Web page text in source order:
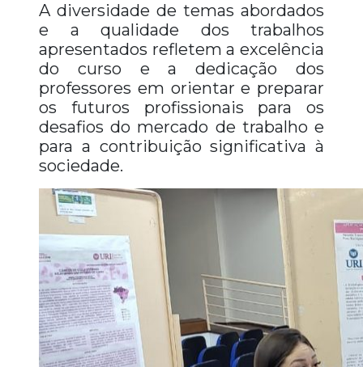
A diversidade de temas abordados
e a qualidade dos trabalhos
apresentados refletem a excelência
do curso e a dedicação dos
professores em orientar e preparar
os futuros profissionais para os
desafios do mercado de trabalho e
para a contribuição significativa à
sociedade.